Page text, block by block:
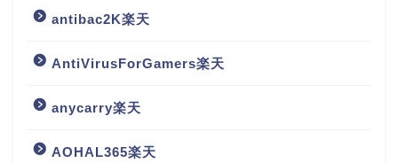
antibac2K楽天
AntiVirusForGamers楽天
anycarry楽天
AOHAL365楽天